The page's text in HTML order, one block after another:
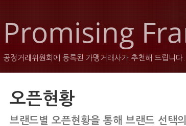
Promising
공정거래위원회에 등록된 가맹거래사가 추천해 드립니다.
오픈현황
브랜드별 오픈현황을 통해 브랜드 선택